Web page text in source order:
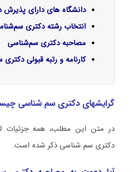
دانشگاه های دارای
انتخاب رشته دکتری
مصاحبه دکتری سم‌شناسی
کارنامه و رتبه قبولی
گرایشهای دکتری سم ‌شناسی
در متن این مطلب، همه جزئیات
دکتری سم ‌شناسی ذکر شده است.